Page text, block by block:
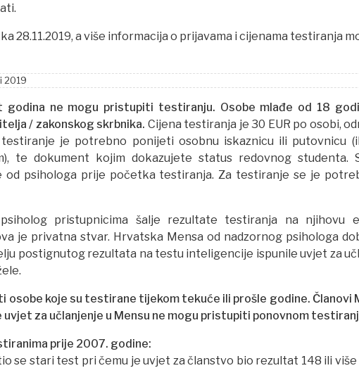
28.11.2019, a više informacija o prijavama i cijenama testiranja
2019
godina ne mogu pristupiti testiranju. Osobe mlađe od 18
/ zakonskog skrbnika. Cijena testiranja je 30 EUR po osobi,
je potrebno ponijeti osobnu iskaznicu ili putovnicu
te dokument kojim dokazujete status redovnog studenta.
psihologa prije početka testiranja. Za testiranje se je
pristupnicima šalje rezultate testiranja na njihovu
je privatna stvar. Hrvatska Mensa od nadzornog psihologa
postignutog rezultata na testu inteligencije ispunile uvjet za
osobe koje su testirane tijekom tekuće ili prošle godine. Članovi
uvjet za učlanjenje u Mensu ne mogu pristupiti ponovnom
prije 2007. godine:
se stari test pri čemu je uvjet za članstvo bio rezultat 148 ili više